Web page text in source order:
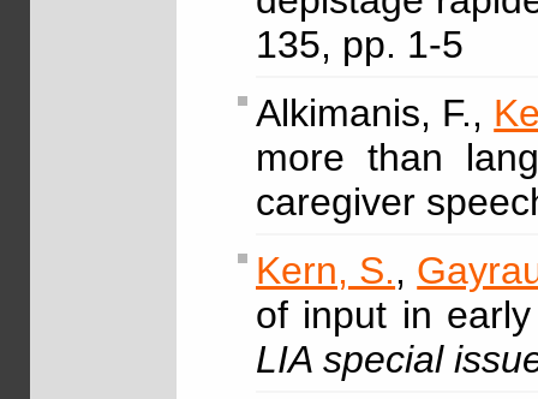
135, pp. 1-5
Alkimanis, F.,
more than
caregiver
Kern, S.,
of input in
LIA special